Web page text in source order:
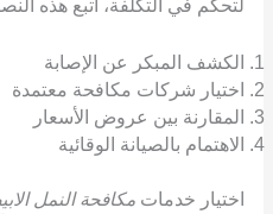
لتحكم في التكلفة، اتبع هذه
الكشف المبكر عن الإصابة
اختيار شركات مكافحة معتمدة
المقارنة بين عروض الأسعار
الاهتمام بالصيانة الوقائية
اختيار خدمات مكافحة النمل